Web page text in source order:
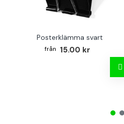
Posterklämma svart
15.00 kr